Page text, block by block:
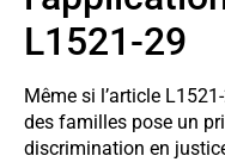
L1521-29
Même si l’article
des familles pose un
discrimination en